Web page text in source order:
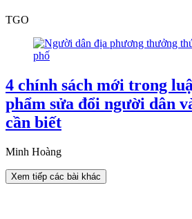
TGO
4 chính sách mới trong
phẩm sửa đổi người dân
cần biết
Minh Hoàng
Xem tiếp các bài khác